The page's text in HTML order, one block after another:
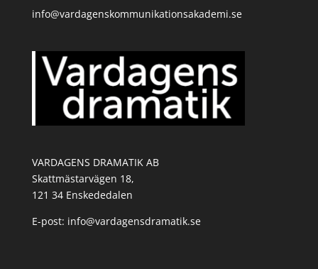
info@vardagenskommunikationsakademi.se
VARDAGENS DRAMATIK AB
Skattmästarvägen 18,
121 34 Enskededalen
E-post: info@vardagensdramatik.se